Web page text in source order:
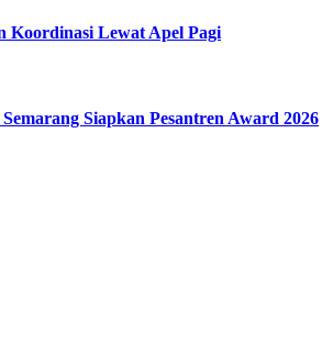
Koordinasi Lewat Apel Pagi
Siapkan Pesantren Award 2026